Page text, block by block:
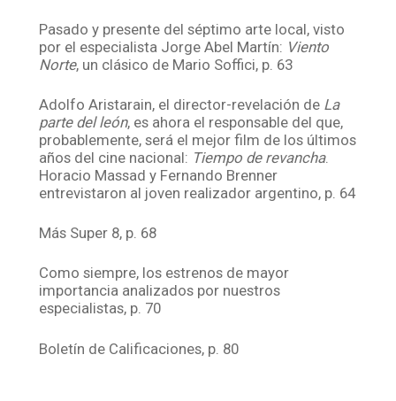
Pasado y presente del séptimo arte local, visto
por el especialista Jorge Abel Martín: Viento
Norte, un clásico de Mario Soffici, p. 63
Adolfo Aristarain, el director-revelación de La
parte del león, es ahora el responsable del que,
probablemente, será el mejor film de los últimos
años del cine nacional: Tiempo de revancha.
Horacio Massad y Fernando Brenner
entrevistaron al joven realizador argentino, p. 64
Más Super 8, p. 68
Como siempre, los estrenos de mayor
importancia analizados por nuestros
especialistas, p. 70
Boletín de Calificaciones, p. 80